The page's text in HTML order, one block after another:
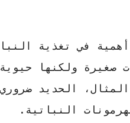
في تغذية
صغيرة ولكنها
الحديد
النباتية.